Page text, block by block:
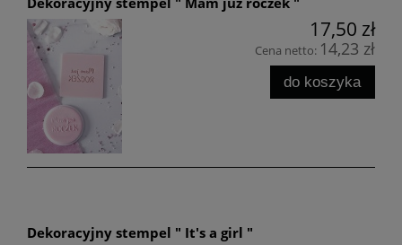
17,50 zł
Cena netto: 14,23 zł
do koszyka
Dekoracyjny stempel " It's a girl "